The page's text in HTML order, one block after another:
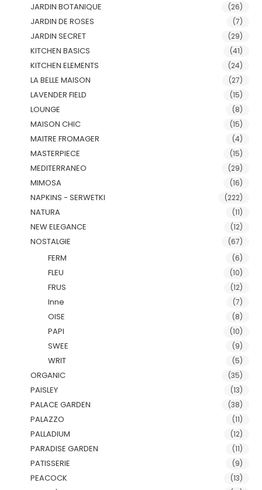
JARDIN BOTANIQUE (26)
JARDIN DE ROSES (7)
JARDIN SECRET (29)
KITCHEN BASICS (41)
KITCHEN ELEMENTS (24)
LA BELLE MAISON (27)
LAVENDER FIELD (15)
LOUNGE (8)
MAISON CHIC (15)
MAITRE FROMAGER (4)
MASTERPIECE (15)
MEDITERRANEO (29)
MIMOSA (16)
NAPKINS - SERWETKI (222)
NATURA (11)
NEW ELEGANCE (12)
NOSTALGIE (67)
FERM (6)
FLEU (10)
FRUS (12)
Inne (7)
OISE (8)
PAPI (10)
SWEE (9)
WRIT (5)
ORGANIC (35)
PAISLEY (13)
PALACE GARDEN (38)
PALAZZO (11)
PALLADIUM (12)
PARADISE GARDEN (11)
PATISSERIE (9)
PEACOCK (13)